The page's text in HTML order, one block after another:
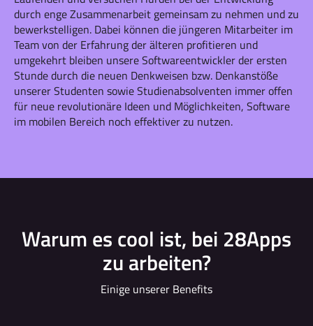
durch enge Zusammenarbeit gemeinsam zu nehmen und zu
bewerkstelligen. Dabei können die jüngeren Mitarbeiter im
Team von der Erfahrung der älteren profitieren und
umgekehrt bleiben unsere Softwareentwickler der ersten
Stunde durch die neuen Denkweisen bzw. Denkanstöße
unserer Studenten sowie Studienabsolventen immer offen
für neue revolutionäre Ideen und Möglichkeiten, Software
im mobilen Bereich noch effektiver zu nutzen.
Warum es cool ist, bei 28Apps
zu arbeiten?
Einige unserer Benefits